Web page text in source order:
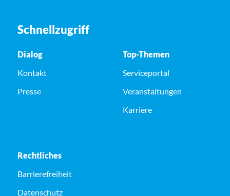
Schnellzugriff
Dialog
Kontakt
Presse
Top-Themen
Serviceportal
Veranstaltungen
Karriere
Rechtliches
Barrierefreiheit
Datenschutz